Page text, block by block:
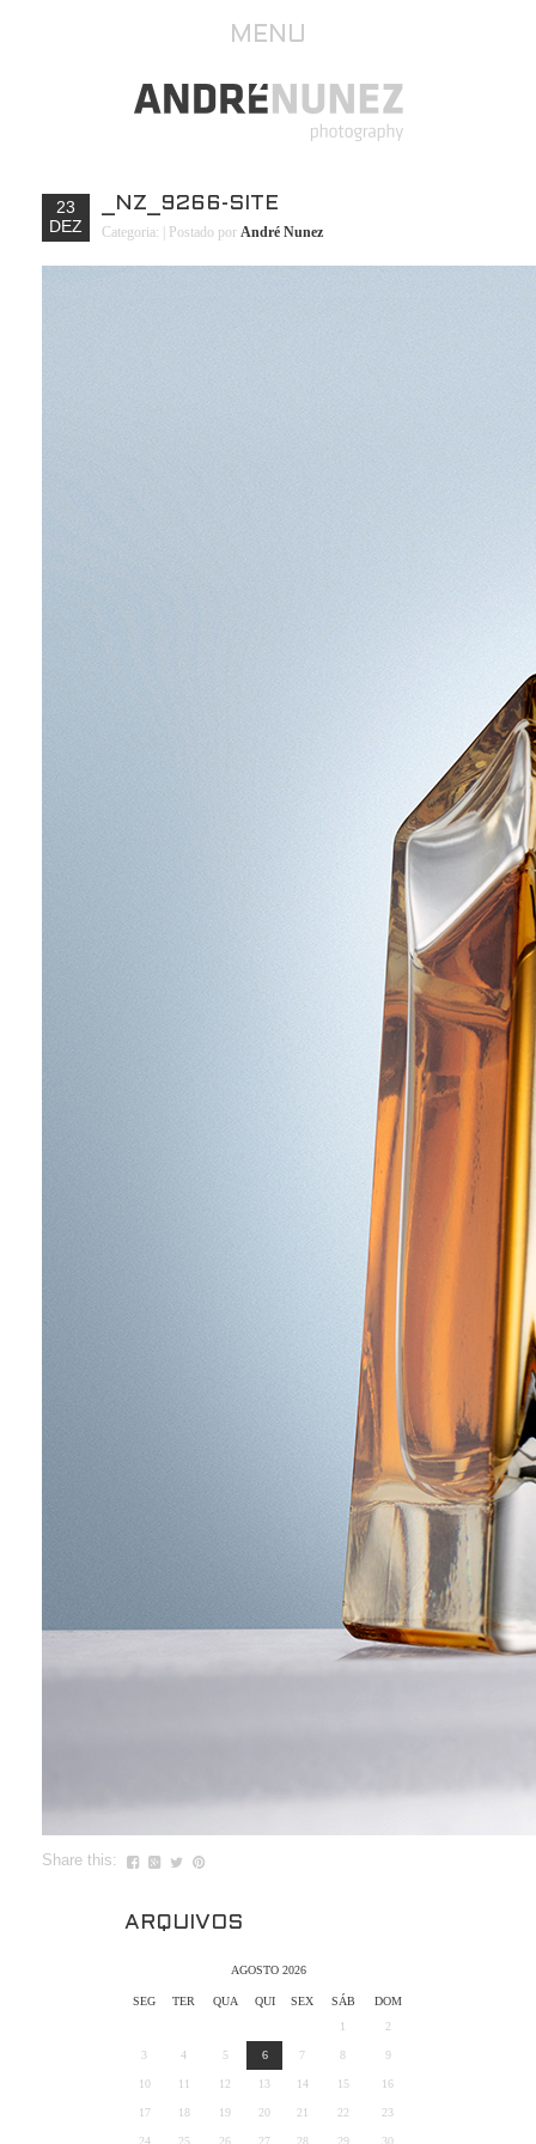
MENU
23
DEZ
_NZ_9266-SITE
Categoria: | Postado por André Nunez
Share this:
ARQUIVOS
AGOSTO 2026
SEG TER QUA QUI SEX SÁB
DOM
1
2
3 4 5 6 7 8 9
10 11 12 13 14 15 16
17 18 19 20 21 22 23
24 25 26 27 28 29 30